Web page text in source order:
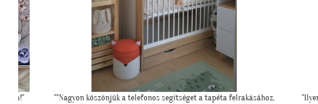
"Ilyen lett a lányom szobájában a gyönyörű cseresznye virágos